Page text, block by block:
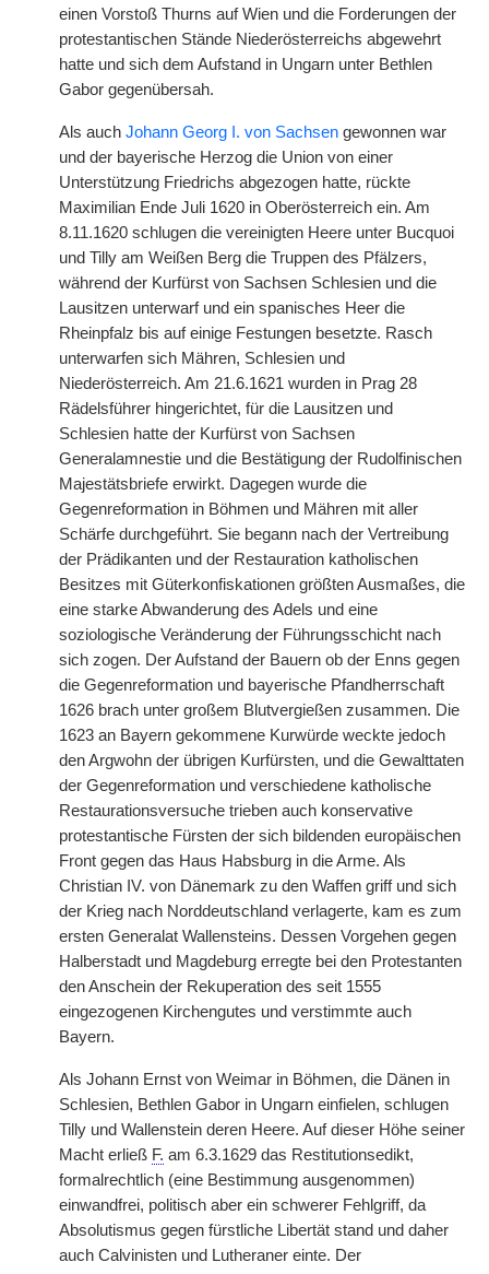
einen Vorstoß Thurns auf Wien und die Forderungen der
protestantischen Stände Niederösterreichs abgewehrt
hatte und sich dem Aufstand in Ungarn unter Bethlen
Gabor gegenübersah.
Als auch Johann Georg I. von Sachsen gewonnen war
und der bayerische Herzog die Union von einer
Unterstützung Friedrichs abgezogen hatte, rückte
Maximilian Ende Juli 1620 in Oberösterreich ein. Am
8.11.1620 schlugen die vereinigten Heere unter Bucquoi
und Tilly am Weißen Berg die Truppen des Pfälzers,
während der Kurfürst von Sachsen Schlesien und die
Lausitzen unterwarf und ein spanisches Heer die
Rheinpfalz bis auf einige Festungen besetzte. Rasch
unterwarfen sich Mähren, Schlesien und
Niederösterreich. Am 21.6.1621 wurden in Prag 28
Rädelsführer hingerichtet, für die Lausitzen und
Schlesien hatte der Kurfürst von Sachsen
Generalamnestie und die Bestätigung der Rudolfinischen
Majestätsbriefe erwirkt. Dagegen wurde die
Gegenreformation in Böhmen und Mähren mit aller
Schärfe durchgeführt. Sie begann nach der Vertreibung
der Prädikanten und der Restauration katholischen
Besitzes mit Güterkonfiskationen größten Ausmaßes, die
eine starke Abwanderung des Adels und eine
soziologische Veränderung der Führungsschicht nach
sich zogen. Der Aufstand der Bauern ob der Enns gegen
die Gegenreformation und bayerische Pfandherrschaft
1626 brach unter großem Blutvergießen zusammen. Die
1623 an Bayern gekommene Kurwürde weckte jedoch
den Argwohn der übrigen Kurfürsten, und die Gewalttaten
der Gegenreformation und verschiedene katholische
Restaurationsversuche trieben auch konservative
protestantische Fürsten der sich bildenden europäischen
Front gegen das Haus Habsburg in die Arme. Als
Christian IV. von Dänemark zu den Waffen griff und sich
der Krieg nach Norddeutschland verlagerte, kam es zum
ersten Generalat Wallensteins. Dessen Vorgehen gegen
Halberstadt und Magdeburg erregte bei den Protestanten
den Anschein der Rekuperation des seit 1555
eingezogenen Kirchengutes und verstimmte auch
Bayern.
Als Johann Ernst von Weimar in Böhmen, die Dänen in
Schlesien, Bethlen Gabor in Ungarn einfielen, schlugen
Tilly und Wallenstein deren Heere. Auf dieser Höhe seiner
Macht erließ F. am 6.3.1629 das Restitutionsedikt,
formalrechtlich (eine Bestimmung ausgenommen)
einwandfrei, politisch aber ein schwerer Fehlgriff, da
Absolutismus gegen fürstliche Libertät stand und daher
auch Calvinisten und Lutheraner einte. Der